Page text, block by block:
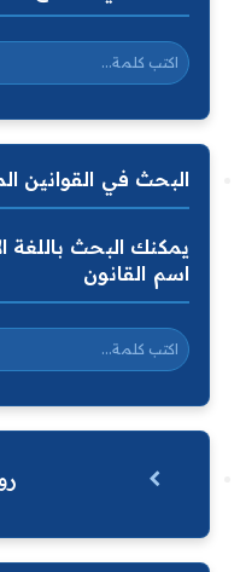
البحث في القوانين
يمكنك البحث باللغة
اسم القانون